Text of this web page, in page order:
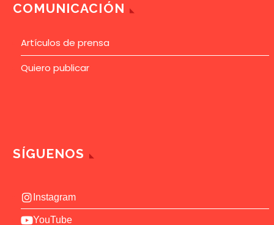
COMUNICACIÓN
Artículos de prensa
Quiero publicar
SÍGUENOS
Instagram
YouTube